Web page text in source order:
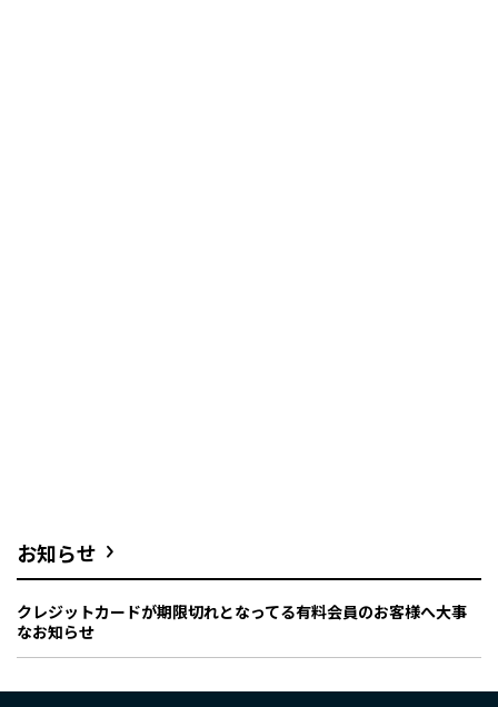
お知らせ
クレジットカードが期限切れとなってる有料会員のお客様へ大事
なお知らせ